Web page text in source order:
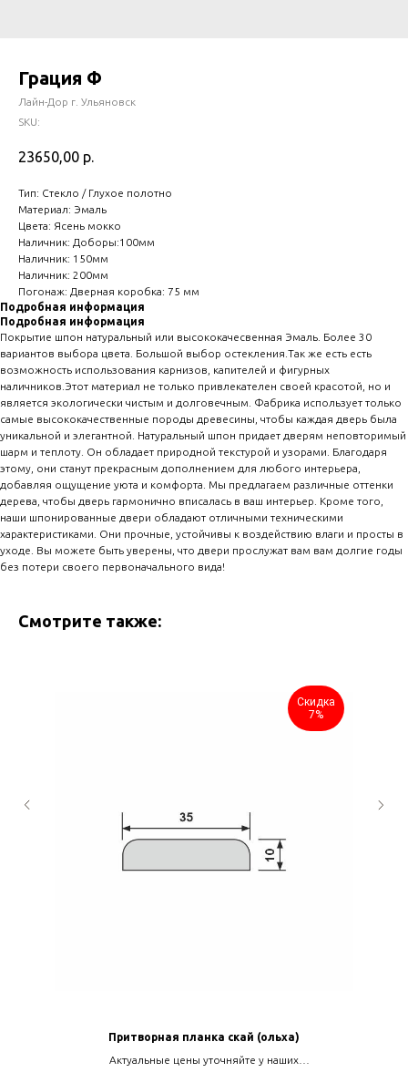
Грация Ф
Лайн-Дор г. Ульяновск
SKU:
23650,00 р.
Тип: Стекло / Глухое полотно
Материал: Эмаль
Цвета: Ясень мокко
Наличник: Доборы:100мм
Наличник: 150мм
Наличник: 200мм
Погонаж: Дверная коробка: 75 мм
Подробная информация
Подробная информация
Покрытие шпон натуральный или высококачесвенная Эмаль. Более 30
вариантов выбора цвета. Большой выбор остекления.Так же есть есть
возможность использования карнизов, капителей и фигурных
наличников.Этот материал не только привлекателен своей красотой, но и
является экологически чистым и долговечным. Фабрика использует только
самые высококачественные породы древесины, чтобы каждая дверь была
уникальной и элегантной. Натуральный шпон придает дверям неповторимый
шарм и теплоту. Он обладает природной текстурой и узорами. Благодаря
этому, они станут прекрасным дополнением для любого интерьера,
добавляя ощущение уюта и комфорта. Мы предлагаем различные оттенки
дерева, чтобы дверь гармонично вписалась в ваш интерьер. Кроме того,
наши шпонированные двери обладают отличными техническими
характеристиками. Они прочные, устойчивы к воздействию влаги и просты в
уходе. Вы можете быть уверены, что двери прослужат вам вам долгие годы
без потери своего первоначального вида!
Смотрите также:
Скидка
7%
Притворная планка скай (ольха)
Актуальные цены уточняйте у наших